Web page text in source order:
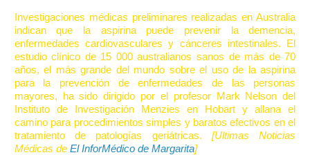
Investigaciones médicas preliminares realizadas en Australia
indican que la aspirina puede prevenir la demencia,
enfermedades cardiovasculares y cánceres intestinales. El
estudio clínico de 15 000 australianos sanos de más de 70
años, el más grande del mundo sobre el uso de la aspirina
para la prevención de enfermedades de las personas
mayores, ha sido dirigido por el profesor Mark Nelson del
Instituto de Investigación Menzies en Hobart y allana el
camino para procedimientos simples y baratos efectivos en el
tratamiento de patologías geriátricas. [Ultimas Noticias
Médicas de El InforMédico de Margarita]